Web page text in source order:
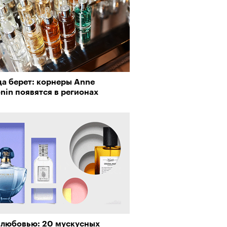
берет: корнеры Anne
появятся в регионах
20 мускусных